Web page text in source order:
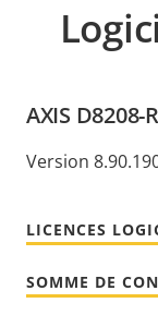
AXIS D8208-R
Version
LICENCES
SOMME DE